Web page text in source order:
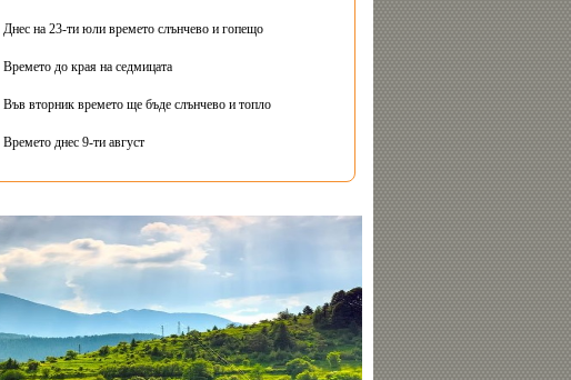
Днес на 23-ти юли времето слънчево и гопещо
Времето до края на седмицата
Във вторник времето ще бъде слънчево и топло
Времето днес 9-ти август